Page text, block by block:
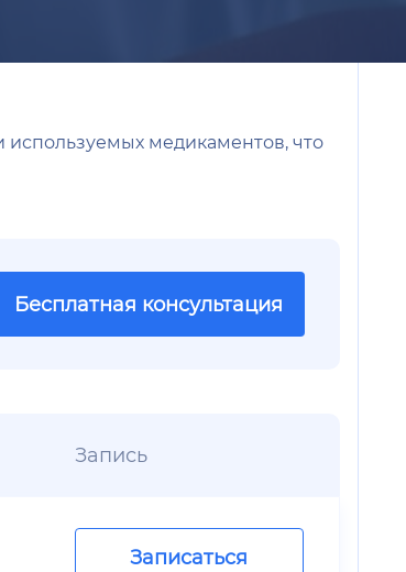
используемых медикаментов, что
Бесплатная консультация
Запись
Записаться